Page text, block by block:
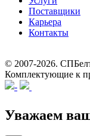
Поставщики
Карьера
Контакты
© 2007-2026.
Комплектующие к
Уважаем